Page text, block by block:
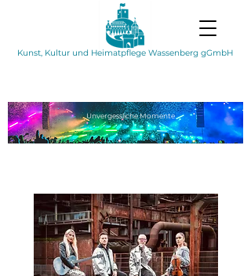
Kunst, Kultur und Heimatpflege Wassenberg gGmbH
UnvergesslicheMomente